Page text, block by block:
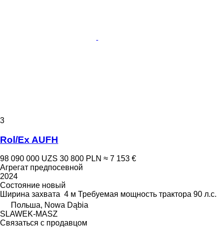
3
Rol/Ex AUFH
98 090 000 UZS 30 800 PLN ≈ 7 153 €
Агрегат предпосевной
2024
Состояние новый
Ширина захвата 4 м Требуемая мощность трактора 90 л.с.
Польша, Nowa Dąbia
SLAWEK-MASZ
Связаться с продавцом